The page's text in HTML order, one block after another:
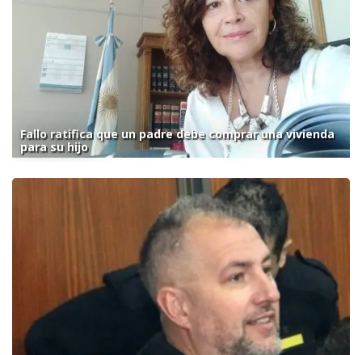
Fallo ratifica que un padre debe comprar una vivienda
para su hijo